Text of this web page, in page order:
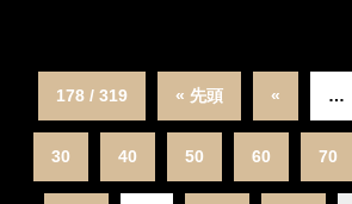
178 / 319 « 先頭 « …
30 40 50 60 70